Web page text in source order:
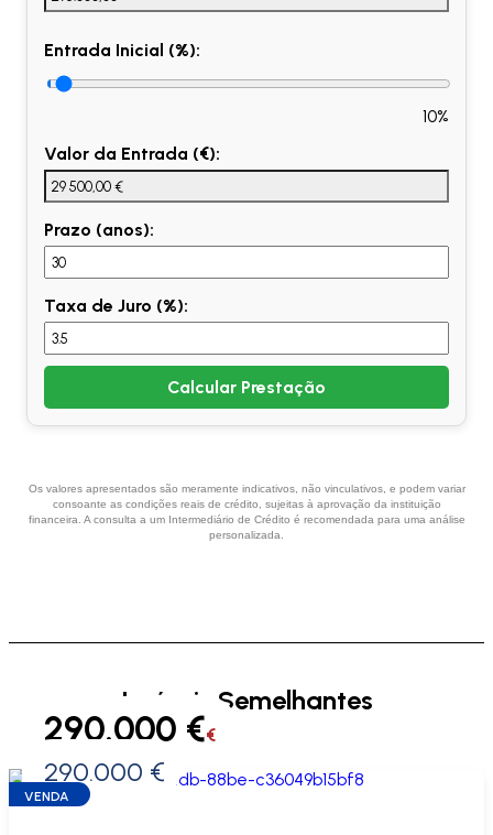
Entrada Inicial (%):
10%
Valor da Entrada (€):
Prazo (anos):
Taxa de Juro (%):
Calcular Prestação
Os valores apresentados são meramente indicativos, não vinculativos, e podem variar
consoante as condições reais de crédito, sujeitas à aprovação da instituição
financeira. A consulta a um Intermediário de Crédito é recomendada para uma análise
personalizada.
Imóveis Semelhantes
0 €
290.000 €€
290.000 €
VENDA